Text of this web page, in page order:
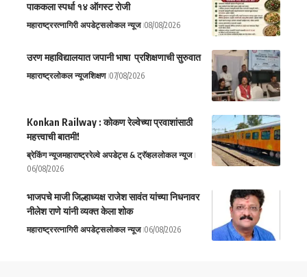
पाककला स्पर्धा १४ ऑगस्ट रोजी
महाराष्ट्ररत्नागिरी अपडेट्सलोकल न्यूज 08/08/2026
उरण महाविद्यालयात जपानी भाषा प्रशिक्षणाची सुरुवात
महाराष्ट्रलोकल न्यूजशिक्षण 07/08/2026
Konkan Railway : कोकण रेल्वेच्या प्रवाशांसाठी
महत्त्वाची बातमी!
ब्रेकिंग न्यूजमहाराष्ट्ररेल्वे अपडेट्स & ट्रॅव्हललोकल न्यूज
06/08/2026
भाजपचे माजी जिल्हाध्यक्ष राजेश सावंत यांच्या निधनावर
नीलेश राणे यांनी व्यक्त केला शोक
महाराष्ट्ररत्नागिरी अपडेट्सलोकल न्यूज 06/08/2026